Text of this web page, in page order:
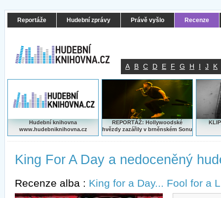
Reportáže Hudební zprávy Právě vyšlo Recenze
A B C D E F G H I J K
Hudební knihovna
www.hudebniknihovna.cz
REPORTÁŽ: Hollywoodské
hvězdy zazářily v brněnském Sonu
King For A Day a nedoceněný
Recenze alba : King for a Day... Fool for a